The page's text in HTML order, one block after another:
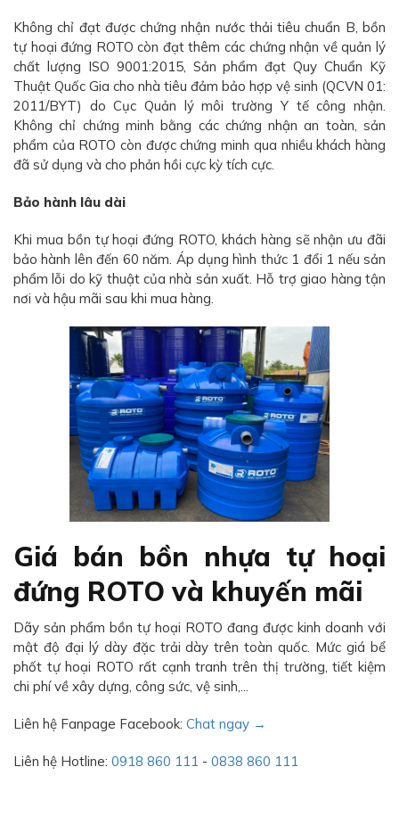
Không chỉ đạt được chứng nhận nước thải tiêu chuẩn B, bồn
tự hoại đứng ROTO còn đạt thêm các chứng nhận về quản lý
chất lượng ISO 9001:2015, Sản phẩm đạt Quy Chuẩn Kỹ
Thuật Quốc Gia cho nhà tiêu đảm bảo hợp vệ sinh (QCVN 01:
2011/BYT) do Cục Quản lý môi trường Y tế công nhận.
Không chỉ chứng minh bằng các chứng nhận an toàn, sản
phẩm của ROTO còn được chứng minh qua nhiều khách hàng
đã sử dụng và cho phản hồi cực kỳ tích cực.
Bảo hành lâu dài
Khi mua bồn tự hoại đứng ROTO, khách hàng sẽ nhận ưu đãi
bảo hành lên đến 60 năm. Áp dụng hình thức 1 đổi 1 nếu sản
phẩm lỗi do kỹ thuật của nhà sản xuất. Hỗ trợ giao hàng tận
nơi và hậu mãi sau khi mua hàng.
Giá bán bồn nhựa tự hoại
đứng ROTO và khuyến mãi
Dãy sản phẩm bồn tự hoại ROTO đang được kinh doanh với
mật độ đại lý dày đặc trải dày trên toàn quốc. Mức giá bể
phốt tự hoại ROTO rất cạnh tranh trên thị trường, tiết kiệm
chi phí về xây dựng, công sức, vệ sinh,...
Liên hệ Fanpage Facebook: Chat ngay →
Liên hệ Hotline: 0918 860 111 - 0838 860 111